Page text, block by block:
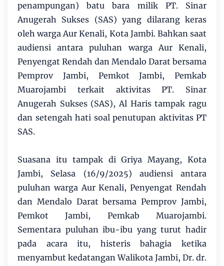
penampungan) batu bara milik PT. Sinar
Anugerah Sukses (SAS) yang dilarang keras
oleh warga Aur Kenali, Kota Jambi. Bahkan saat
audiensi antara puluhan warga Aur Kenali,
Penyengat Rendah dan Mendalo Darat bersama
Pemprov Jambi, Pemkot Jambi, Pemkab
Muarojambi terkait aktivitas PT. Sinar
Anugerah Sukses (SAS), Al Haris tampak ragu
dan setengah hati soal penutupan aktivitas PT
SAS.
Suasana itu tampak di Griya Mayang, Kota
Jambi, Selasa (16/9/2025) audiensi antara
puluhan warga Aur Kenali, Penyengat Rendah
dan Mendalo Darat bersama Pemprov Jambi,
Pemkot Jambi, Pemkab Muarojambi.
Sementara puluhan ibu-ibu yang turut hadir
pada acara itu, histeris bahagia ketika
menyambut kedatangan Walikota Jambi, Dr. dr.